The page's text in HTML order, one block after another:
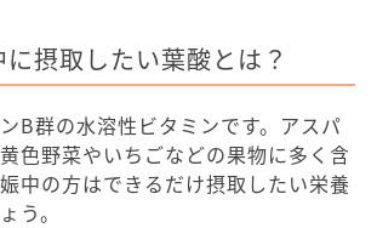
摂取したい葉酸とは？
B群の水溶性ビタミンです。アスパ
色野菜やいちごなどの果物に多く含
中の方はできるだけ摂取したい栄養
う。